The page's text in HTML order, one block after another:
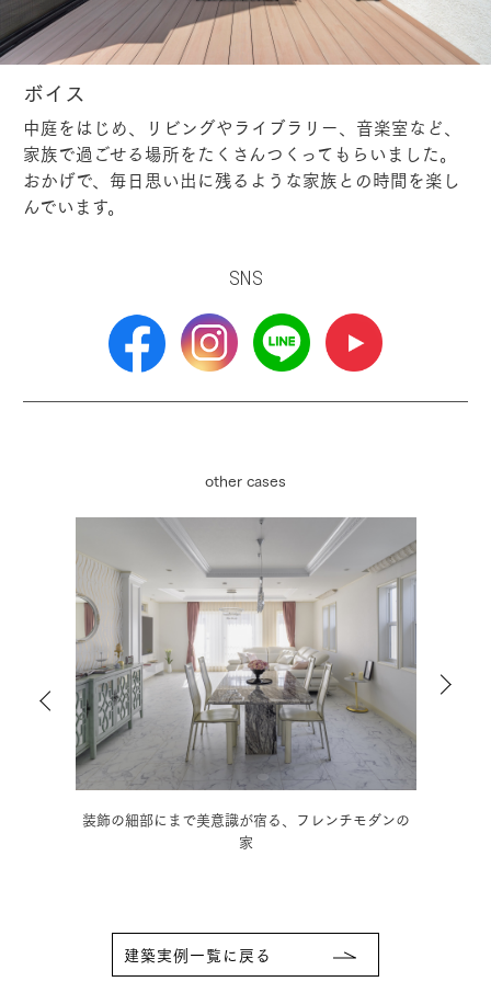
ボイス
中庭をはじめ、リビングやライブラリー、音楽室など、
家族で過ごせる場所をたくさんつくってもらいました。
おかげで、毎日思い出に残るような家族との時間を楽し
んでいます。
SNS
other cases
木の温もりに和の趣を取り入れた、情緒豊かな3階建
住宅
建築実例一覧に戻る